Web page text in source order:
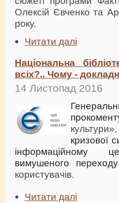
Олексій Євченко та
року.
Читати далі
Національна
всіх?.. Чому -
14 Листопад 2016
кризової
вимушеного
переходу
користувачів.
Читати далі